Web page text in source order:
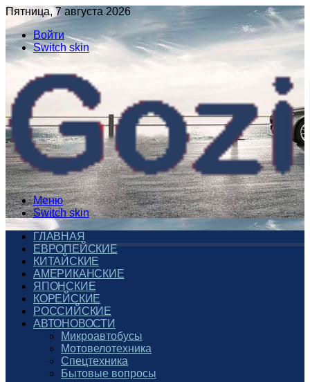
Пятница, 7 августа 2026
Войти
Switch skin
Меню
Switch skin
ГЛАВНАЯ
ЕВРОПЕЙСКИЕ
КИТАЙСКИЕ
АМЕРИКАНСКИЕ
ЯПОНСКИЕ
КОРЕЙСКИЕ
РОССИЙСКИЕ
АВТОНОВОСТИ
Микроавтобусы
Мотовелотехника
Спецтехника
Бытовые вопросы